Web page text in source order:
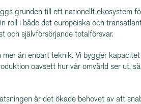
grunden till ett nationellt ekosystem
roll i både det europeiska och
och själv­för­sör­jande totalförsvar.
mer än enbart teknik. Vi bygger
oavsett hur vår omvärld ser ut,
är det ökade behovet av att